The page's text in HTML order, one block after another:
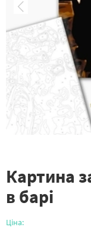
Картина
в барі
Ціна: